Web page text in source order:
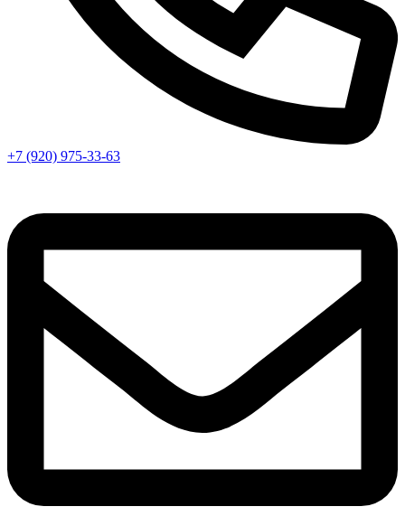
+7 (920) 975-33-63